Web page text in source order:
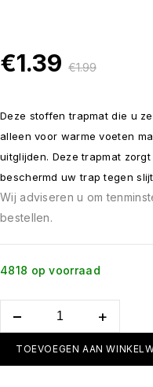
€1.39 €1.99
Deze stoffen trapmat die u
alleen voor warme voeten
uitglijden. Deze trapmat
beschermd uw trap tegen
Wij adviseren u om
bestellen.
4818 op voorraad
TOEVOEGEN AAN